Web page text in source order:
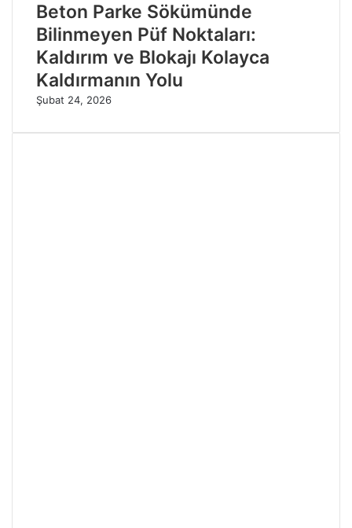
Beton Parke Sökümünde
Bilinmeyen Püf Noktaları:
Kaldırım ve Blokajı Kolayca
Kaldırmanın Yolu
Şubat 24, 2026